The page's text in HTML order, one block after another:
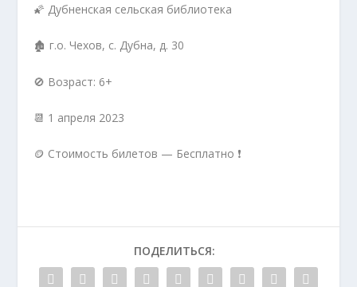
🌠 Дубненская сельская библиотека
🏚 г.о. Чехов, с. Дубна, д. 30
🚫 Возраст: 6+
📆 1 апреля 2023
🪙 Стоимость билетов — Бесплатно ❗️
ПОДЕЛИТЬСЯ: